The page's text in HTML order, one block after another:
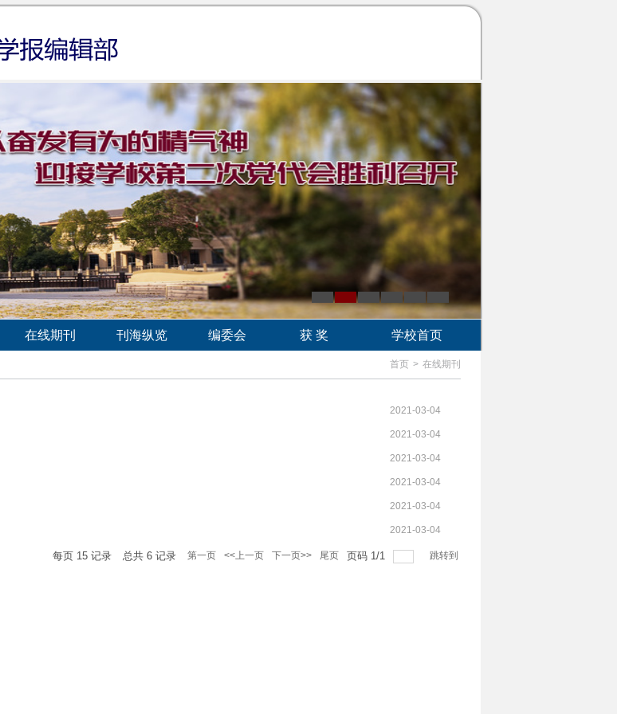
在线期刊 刊海纵览 编委会 获 奖 学校首页
首页 > 在线期刊
2021-03-04
2021-03-04
2021-03-04
2021-03-04
2021-03-04
2021-03-04
每页 15 记录 总共 6 记录 第一页 <<上一页 下一页>> 尾页 页码 1/1 跳转到